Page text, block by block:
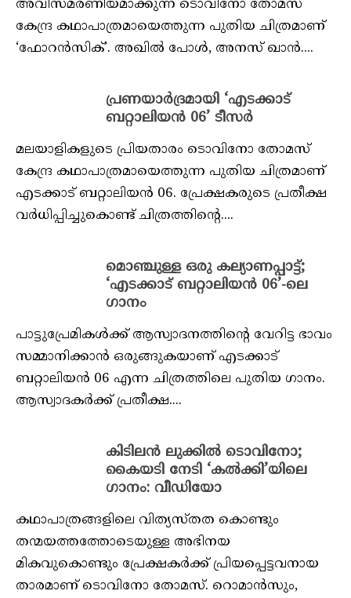
അവിസ്മരണീയമാക്കുന്ന ടൊവിനോ തോമസ്
കേന്ദ്ര കഥാപാത്രമായെത്തുന്ന പുതിയ ചിത്രമാണ്
‘ഫോറന്‍സിക്’. അഖില്‍ പോള്‍, അനസ് ഖാന്‍....
പ്രണയാര്‍ദ്രമായി ‘എടക്കാട്
ബറ്റാലിയന്‍ 06’ ടീസര്‍
മലയാളികളുടെ പ്രിയതാരം ടൊവിനോ തോമസ്
കേന്ദ്ര കഥാപാത്രമായെത്തുന്ന പുതിയ ചിത്രമാണ്
എടക്കാട് ബറ്റാലിയന്‍ 06. പ്രേക്ഷകരുടെ പ്രതീക്ഷ
വര്‍ധിപ്പിച്ചുകൊണ്ട് ചിത്രത്തിന്റെ....
മൊഞ്ചുള്ള ഒരു കല്യാണപ്പാട്ട്;
‘എടക്കാട് ബറ്റാലിയന്‍ 06’-ലെ
ഗാനം
പാട്ടുപ്രേമികള്‍ക്ക് ആസ്വാദനത്തിന്റെ വേറിട്ട ഭാവം
സമ്മാനിക്കാന്‍ ഒരുങ്ങുകയാണ് എടക്കാട്
ബറ്റാലിയന്‍ 06 എന്ന ചിത്രത്തിലെ പുതിയ ഗാനം.
ആസ്വാദകര്‍ക്ക് പ്രതീക്ഷ....
കിടിലന്‍ ലുക്കില്‍ ടൊവിനോ;
കൈയടി നേടി ‘കല്‍ക്കി’യിലെ
ഗാനം: വീഡിയോ
കഥാപാത്രങ്ങളിലെ വിത്യസ്തത കൊണ്ടും
തന്മയത്തത്തോടെയുള്ള അഭിനയ
മികവുകൊണ്ടും പ്രേക്ഷകര്‍ക്ക് പ്രിയപ്പെട്ടവനായ
താരമാണ് ടൊവിനോ തോമസ്. റൊമാന്‍സും,